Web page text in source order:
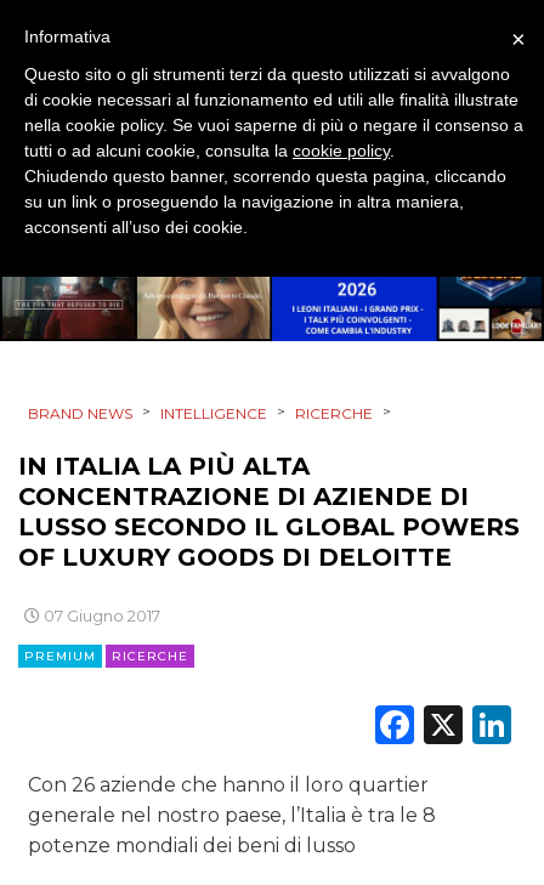
MOBILE
PROMOZIONI
PRODOTTI
PUNTI VENDITA
STRATEGIE
CINEMA
EDITORIA
TV
BRAND NEWS > INTELLIGENCE > RICERCHE >
IN ITALIA LA PIÙ ALTA
CONCENTRAZIONE DI AZIENDE DI
LUSSO SECONDO IL GLOBAL POWERS
OF LUXURY GOODS DI DELOITTE
07 Giugno 2017
PREMIUM RICERCHE
X
Con 26 aziende che hanno il loro quartier
generale nel nostro paese, l’Italia è tra le 8
potenze mondiali dei beni di lusso
×
Informativa
Questo sito o gli strumenti terzi da questo utilizzati si avvalgono
di cookie necessari al funzionamento ed utili alle finalità illustrate
nella cookie policy. Se vuoi saperne di più o negare il consenso a
tutti o ad alcuni cookie, consulta la cookie policy.
Chiudendo questo banner, scorrendo questa pagina, cliccando
su un link o proseguendo la navigazione in altra maniera,
acconsenti all’uso dei cookie.